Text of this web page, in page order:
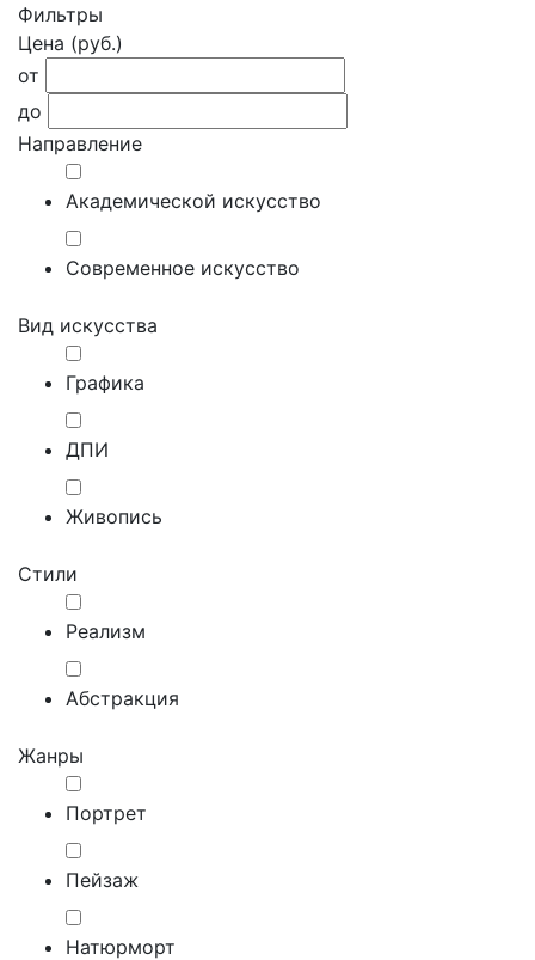
Фильтры
Цена (руб.)
от
до
Направление
Академической искусство
Современное искусство
Вид искусства
Графика
ДПИ
Живопись
Стили
Реализм
Абстракция
Жанры
Портрет
Пейзаж
Натюрморт